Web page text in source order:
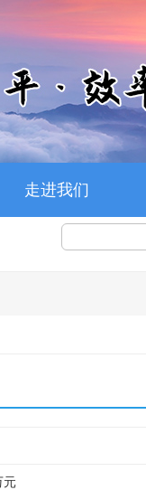
走进我们
元